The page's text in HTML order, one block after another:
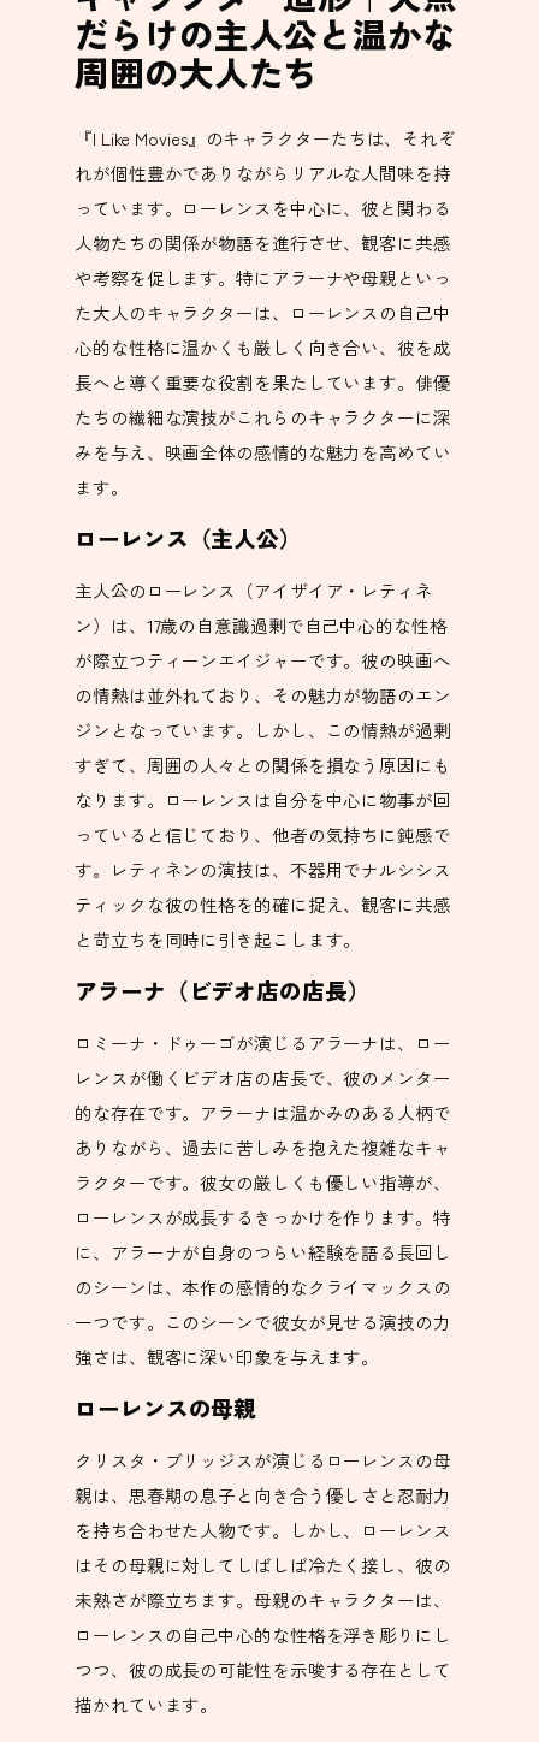
だらけの主人公と温かな
周囲の大人たち
『I Like Movies』のキャラクターたちは、それぞ
れが個性豊かでありながらリアルな人間味を持
っています。ローレンスを中心に、彼と関わる
人物たちの関係が物語を進行させ、観客に共感
や考察を促します。特にアラーナや母親といっ
た大人のキャラクターは、ローレンスの自己中
心的な性格に温かくも厳しく向き合い、彼を成
長へと導く重要な役割を果たしています。俳優
たちの繊細な演技がこれらのキャラクターに深
みを与え、映画全体の感情的な魅力を高めてい
ます。
ローレンス（主人公）
主人公のローレンス（アイザイア・レティネ
ン）は、17歳の自意識過剰で自己中心的な性格
が際立つティーンエイジャーです。彼の映画へ
の情熱は並外れており、その魅力が物語のエン
ジンとなっています。しかし、この情熱が過剰
すぎて、周囲の人々との関係を損なう原因にも
なります。ローレンスは自分を中心に物事が回
っていると信じており、他者の気持ちに鈍感で
す。レティネンの演技は、不器用でナルシシス
ティックな彼の性格を的確に捉え、観客に共感
と苛立ちを同時に引き起こします。
アラーナ（ビデオ店の店長）
ロミーナ・ドゥーゴが演じるアラーナは、ロー
レンスが働くビデオ店の店長で、彼のメンター
的な存在です。アラーナは温かみのある人柄で
ありながら、過去に苦しみを抱えた複雑なキャ
ラクターです。彼女の厳しくも優しい指導が、
ローレンスが成長するきっかけを作ります。特
に、アラーナが自身のつらい経験を語る長回し
のシーンは、本作の感情的なクライマックスの
一つです。このシーンで彼女が見せる演技の力
強さは、観客に深い印象を与えます。
ローレンスの母親
クリスタ・ブリッジスが演じるローレンスの母
親は、思春期の息子と向き合う優しさと忍耐力
を持ち合わせた人物です。しかし、ローレンス
はその母親に対してしばしば冷たく接し、彼の
未熟さが際立ちます。母親のキャラクターは、
ローレンスの自己中心的な性格を浮き彫りにし
つつ、彼の成長の可能性を示唆する存在として
描かれています。